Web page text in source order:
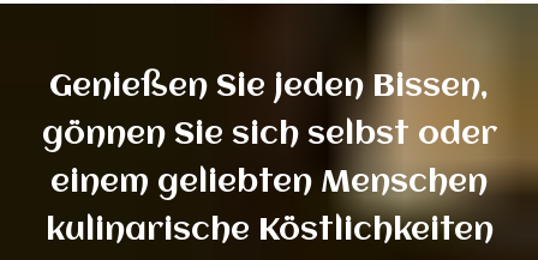
Genießen Sie jeden Bissen,
gönnen Sie sich selbst oder
einem geliebten Menschen
kulinarische Köstlichkeiten